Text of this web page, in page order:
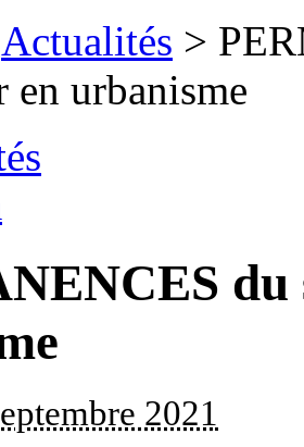
Actualités >
en urbanisme
2021